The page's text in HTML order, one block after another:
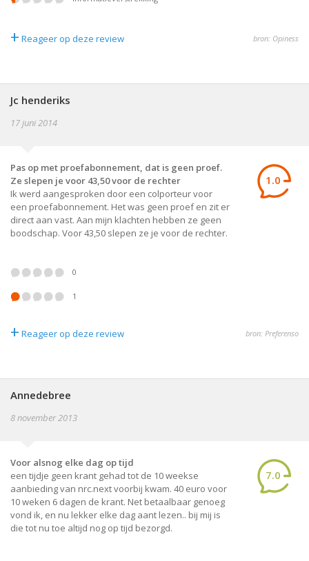
+ Reageer op deze review bron: Opiness
Jc henderiks
17 juni 2014
Pas op met proefabonnement, dat is geen proef.
Ze slepen je voor 43,50 voor de rechter
Ik werd aangesproken door een colporteur voor
een proefabonnement. Het was geen proef en zit er
direct aan vast. Aan mijn klachten hebben ze geen
boodschap. Voor 43,50 slepen ze je voor de rechter.
1.0
0
1
+ Reageer op deze review bron: Preferenso
Annedebree
8 november 2013
Voor alsnog elke dag op tijd
een tijdje geen krant gehad tot de 10 weekse
aanbieding van nrc.next voorbij kwam. 40 euro voor
10 weken 6 dagen de krant. Net betaalbaar genoeg
vond ik, en nu lekker elke dag aant lezen.. bij mij is
die tot nu toe altijd nog op tijd bezorgd.
7.0